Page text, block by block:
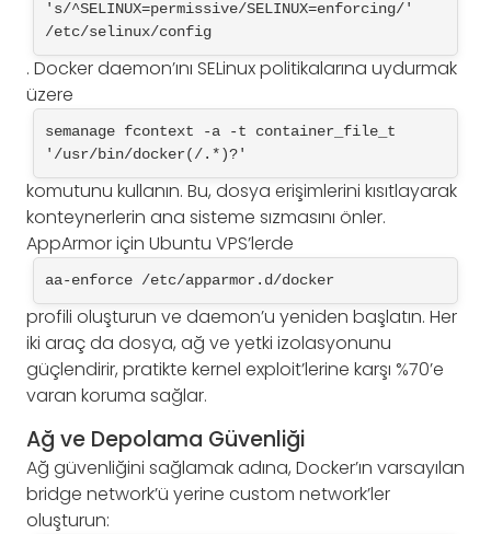
's/^SELINUX=permissive/SELINUX=enforcing/'
/etc/selinux/config
. Docker daemon’ını SELinux politikalarına uydurmak
üzere
semanage fcontext -a -t container_file_t
'/usr/bin/docker(/.*)?'
komutunu kullanın. Bu, dosya erişimlerini kısıtlayarak
konteynerlerin ana sisteme sızmasını önler.
AppArmor için Ubuntu VPS’lerde
aa-enforce /etc/apparmor.d/docker
profili oluşturun ve daemon’u yeniden başlatın. Her
iki araç da dosya, ağ ve yetki izolasyonunu
güçlendirir, pratikte kernel exploit’lerine karşı %70’e
varan koruma sağlar.
Ağ ve Depolama Güvenliği
Ağ güvenliğini sağlamak adına, Docker’ın varsayılan
bridge network’ü yerine custom network’ler
oluşturun: